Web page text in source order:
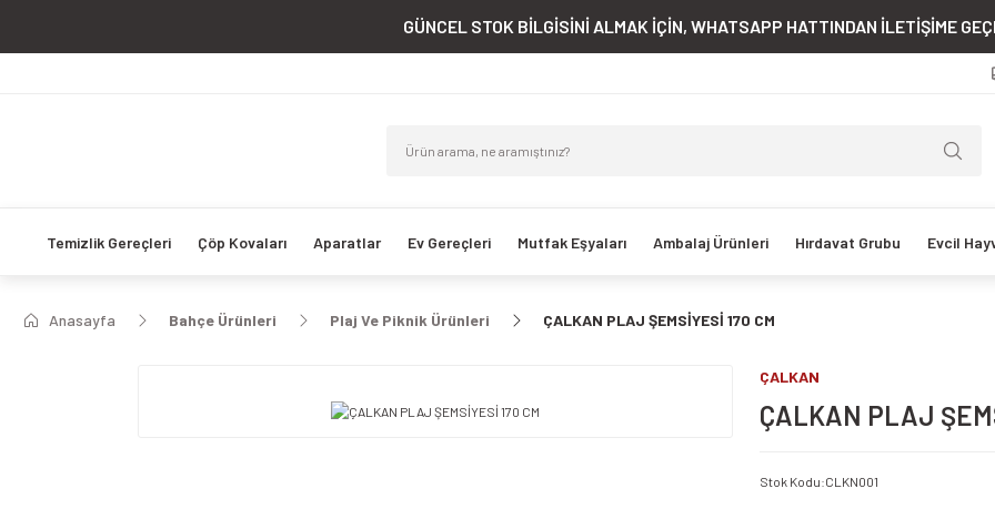
GÜNCEL STOK BİLGİSİNİ ALMAK İÇİN, WHATSAPP HATTINDAN İLETİŞİME
Temizlik Gereçleri Çöp Kovaları Aparatlar Ev Gereçleri Mutfak Eşyaları Ambalaj Ürünleri Hırdavat Grubu Evcil
Anasayfa Bahçe Ürünleri Plaj Ve Piknik Ürünleri ÇALKAN PLAJ ŞEMSİYESİ 170 CM
ÇALKAN
ÇALKAN PLAJ
Stok Kodu:CLKN001